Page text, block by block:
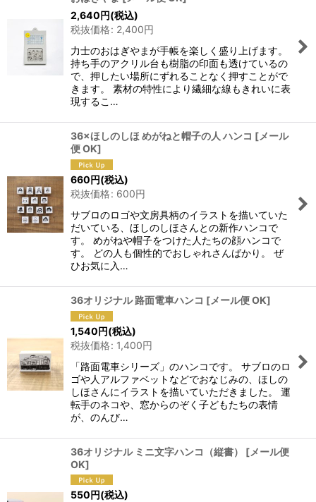
2,640円(税込)
税抜価格: 2,400円
力士のおはぎやまが手帳を楽しく盛り上げます。
持ち手のアクリル台も樹脂の印面も透けているの
で、押したい場所にずれることなく押すことがで
きます。 素材の特性により繊細な線もきれいに表
現するこ…
36×ほしのしほ めがねと帽子の人 ハンコ [メール
便 OK]
660円(税込)
税抜価格: 600円
サブロのロゴや文房具柄のイラストを描いていた
だいている、ほしのしほさんとの新作ハンコで
す。 めがねや帽子をつけた人たちの顔ハンコで
す。 どの人も個性的でおしゃれさんばかり。 ぜ
ひお気に入…
36オリジナル 路面電車ハンコ [メール便 OK]
1,540円(税込)
税抜価格: 1,400円
「路面電車シリーズ」のハンコです。 サブロのロ
ゴや人アルファベットなどでおなじみの、ほしの
しほさんにイラストを描いていただきました。 運
転手のネコや、窓からのぞく子どもたちの表情
が、のんび…
36オリジナル ミニ文字ハンコ（縦書） [メール便
OK]
550円(税込)